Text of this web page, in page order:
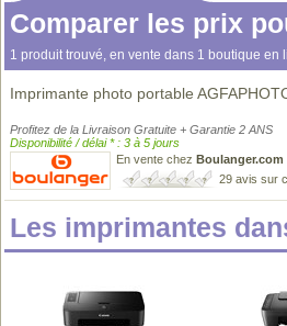
Comparer les prix
1 produit trouvé, en vente dans 1 boutique en
Imprimante photo portable
Profitez de la Livraison Gratuite + Garantie 2 ANS
Disponibilité / délai * : 3 à 5 jours
En vente chez Boulanger.com
29 avis sur
Les imprimantes